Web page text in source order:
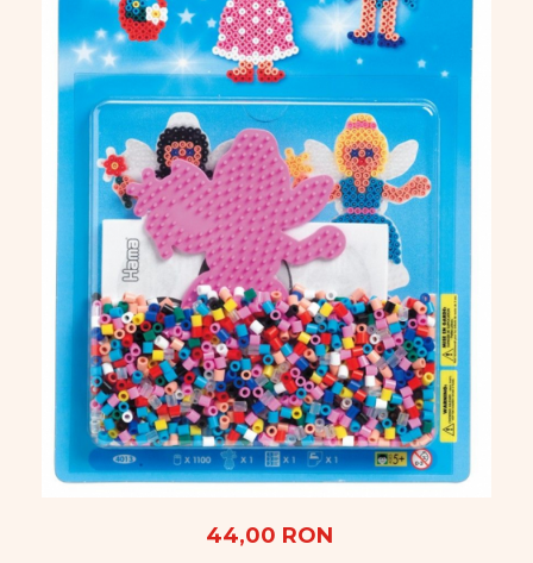
Biciclete si Triciclete
Biciclete
Accesorii
Biciclete Viking Challange
Biciclete Viking Explorer
Camere Senzoriale
Amenajări camere senzoriale
Echipamente camere senzoriale
Oferte pentru Camere Senzoriale
Creativitate si indemanare
Cuburi și cărămizi
Instrumente muzicale
Jucarii de constructii
44,00 RON